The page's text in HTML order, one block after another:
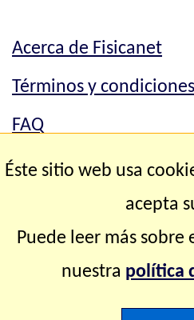
Acerca de Fisicanet
Términos y condiciones
FAQ
Mapa del sitio
Copyright © 2.000-
Éste sitio web usa
acepta
Puede leer más sobre
nuestra política